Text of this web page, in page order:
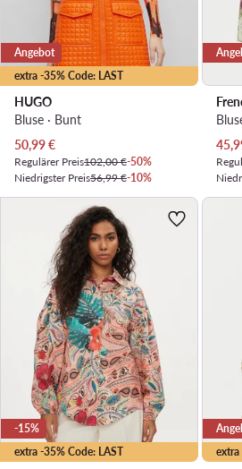
extra -35% Code: LAST
Angebot
HUGO
Bluse · Bunt
Aktueller Preis
50,99€
Regulärer Preis102,00 €-50%
Niedrigster Preis56,99 €-10%
extra -35% Code: LAST
-15%
extra